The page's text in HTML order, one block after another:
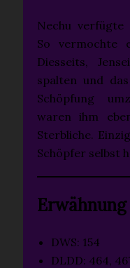
Nechu verfügte
So vermochte
Diesseits,
spalten und
Schöpfung
waren ihm
Sterbliche.
Schöpfer selbst
Erwähnung
DWS: 154
DLDD: 464,